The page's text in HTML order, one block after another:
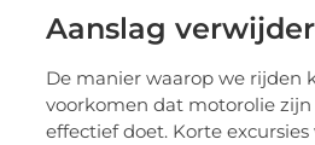
Aanslag
De manier waarop we rijden
voorkomen dat motorolie
effectief doet. Korte